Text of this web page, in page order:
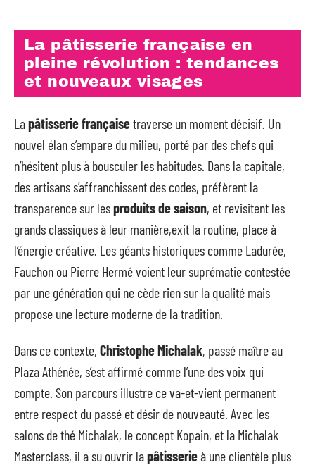
La pâtisserie française en
pleine révolution : tendances
et nouveaux visages
Lapâtisserie françaisetraverse un moment décisif. Un
nouvel élan s’empare du milieu, porté par des chefs qui
n’hésitent plus à bousculer les habitudes. Dans la capitale,
des artisans s’affranchissent des codes, préfèrent la
transparence sur lesproduits de saison, et revisitent les
grands classiques à leur manière,exit la routine, place à
l’énergie créative. Les géants historiques comme Ladurée,
Fauchon ou Pierre Hermé voient leur suprématie contestée
par une génération qui ne cède rien sur la qualité mais
propose une lecture moderne de la tradition.
Dans ce contexte, Christophe Michalak, passé maître au
Plaza Athénée, s’est affirmé comme l’une des voix qui
compte. Son parcours illustre ce va-et-vient permanent
entre respect du passé et désir de nouveauté. Avec les
salons de thé Michalak, le concept Kopain, et la Michalak
Masterclass, il a su ouvrir lapâtisserieà une clientèle plus